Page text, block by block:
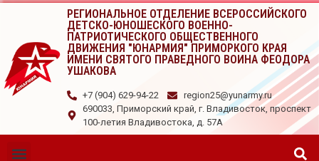
РЕГИОНАЛЬНОЕ ОТДЕЛЕНИЕ ВСЕРОССИЙСКОГО
ДЕТСКО-ЮНОШЕСКОГО ВОЕННО-
ПАТРИОТИЧЕСКОГО ОБЩЕСТВЕННОГО
ДВИЖЕНИЯ "ЮНАРМИЯ" ПРИМОРКОГО КРАЯ
ИМЕНИ СВЯТОГО ПРАВЕДНОГО ВОИНА ФЕОДОРА
УШАКОВА
+7 (904) 629-94-22
region25@yunarmy.ru
690033, Приморский край, г. Владивосток, проспект
100-летия Владивостока, д. 57А